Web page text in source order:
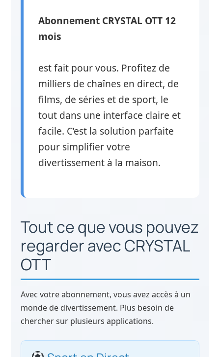
Abonnement CRYSTAL OTT 12
mois
est fait pour vous. Profitez de
milliers de chaînes en direct, de
films, de séries et de sport, le
tout dans une interface claire et
facile. C’est la solution parfaite
pour simplifier votre
divertissement à la maison.
Tout ce que vous pouvez
regarder avec CRYSTAL
OTT
Avec votre abonnement, vous avez accès à un
monde de divertissement. Plus besoin de
chercher sur plusieurs applications.